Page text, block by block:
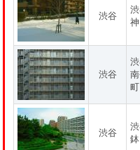
渋谷
渋谷
渋谷